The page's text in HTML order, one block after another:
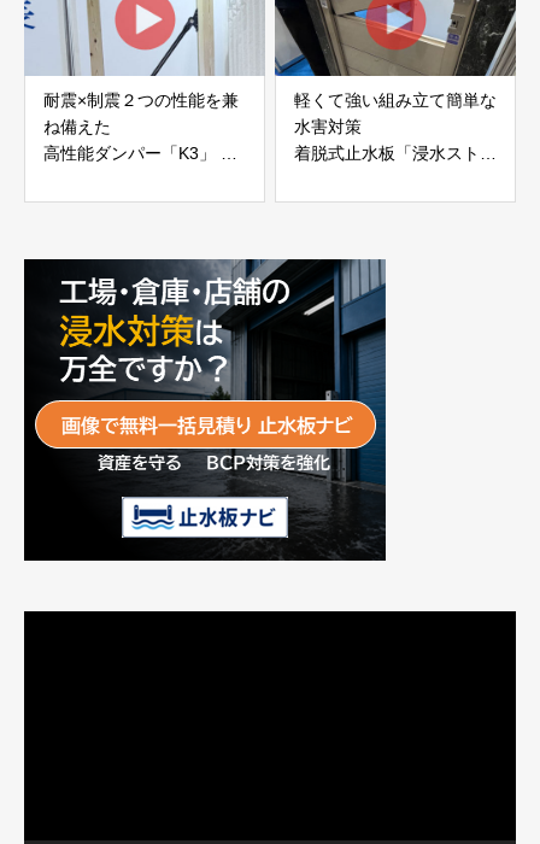
耐震×制震２つの性能を兼
ね備えた
高性能ダンパー「K3」 富
軽くて強い組み立て簡単な
水害対策
着脱式止水板「浸水ストッ
富士工業株式会社